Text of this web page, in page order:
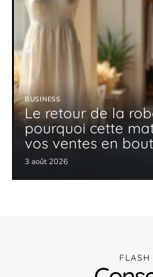
BUSINESS
Le retour de la
pourquoi cette
vos ventes en
3 août 2026
FLASH